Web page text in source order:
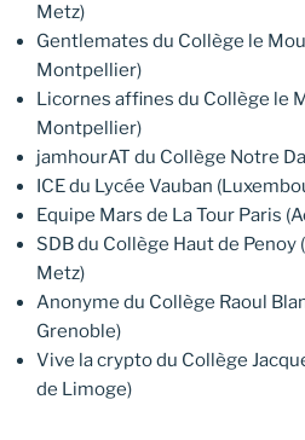
Metz)
Gentlemates du Collège le
Montpellier)
Licornes affines du Collège le
Montpellier)
jamhourAT du Collège Notre
ICE du Lycée Vauban
Equipe Mars de La Tour Paris
SDB du Collège Haut de Penoy
Metz)
Anonyme du Collège Raoul
Grenoble)
Vive la crypto du Collège
de Limoge)